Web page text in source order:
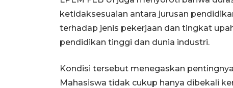
ketidaksesuaian antara jurusan
terhadap jenis pekerjaan dan tingkat
pendidikan tinggi dan dunia industri.
Kondisi tersebut menegaskan
Mahasiswa tidak cukup hanya dibekali